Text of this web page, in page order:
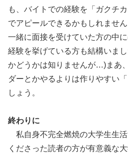
も、バイトでの経験を「ガクチ
でアピールできるかもしれませ
一緒に面接を受けていた方の中
経験を挙げている方も結構いま
かどうかは知りませんが…)まあ
ダーとかやるよりは作りやすい
しょう。
終わりに
私自身不完全燃焼の大学生生
くださった読者の方が有意義な